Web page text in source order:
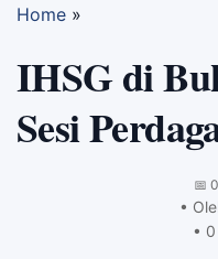
Home »
IHSG di
Sesi
📅
•
•